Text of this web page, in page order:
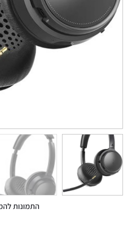
התמונות